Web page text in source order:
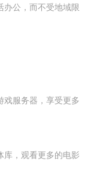
办公，而不受地域限
服务器，享受更多
库，观看更多的电影